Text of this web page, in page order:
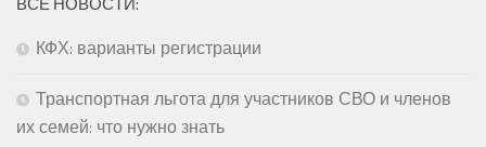
КФХ: варианты регистрации
Транспортная льгота для участников СВО и членов
их семей: что нужно знать